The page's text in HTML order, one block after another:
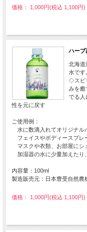
価格： 1,000円(税込 1,100円)
ハー
北海道
水です
◇スピ
みを癒
でる人
性を元に戻す
ご使用例：
水に数滴入れてオリジナル
フェイスやボディースプレ
マスクや衣類、お部屋にシ
加湿器の水に少量加えたり
内容量：100ml
製造販売元：日本豊受自然農
価格： 1,000円(税込 1,100円)